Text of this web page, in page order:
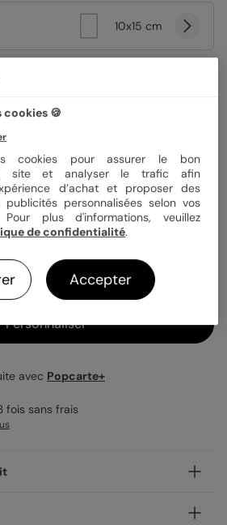
10x15 cm
offerte
24h
Personnaliser
avec Popcarte+
fois sans frais
de témoin Boho (Homme),
🍪
cookies pour assurer le bon
site et analyser le trafic afin
d’achat et proposer des
personnalisées selon vos
Pour plus d'informations, veuillez
de confidentialité.
Accepter